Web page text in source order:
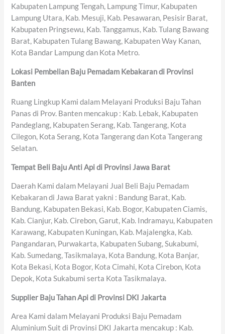
Kabupaten Lampung Tengah, Lampung Timur, Kabupaten
Lampung Utara, Kab. Mesuji, Kab. Pesawaran, Pesisir Barat,
Kabupaten Pringsewu, Kab. Tanggamus, Kab. Tulang Bawang
Barat, Kabupaten Tulang Bawang, Kabupaten Way Kanan,
Kota Bandar Lampung dan Kota Metro.
Lokasi Pembelian Baju Pemadam Kebakaran di Provinsi
Banten
Ruang Lingkup Kami dalam Melayani Produksi Baju Tahan
Panas di Prov. Banten mencakup : Kab. Lebak, Kabupaten
Pandeglang, Kabupaten Serang, Kab. Tangerang, Kota
Cilegon, Kota Serang, Kota Tangerang dan Kota Tangerang
Selatan.
Tempat Beli Baju Anti Api di Provinsi Jawa Barat
Daerah Kami dalam Melayani Jual Beli Baju Pemadam
Kebakaran di Jawa Barat yakni : Bandung Barat, Kab.
Bandung, Kabupaten Bekasi, Kab. Bogor, Kabupaten Ciamis,
Kab. Cianjur, Kab. Cirebon, Garut, Kab. Indramayu, Kabupaten
Karawang, Kabupaten Kuningan, Kab. Majalengka, Kab.
Pangandaran, Purwakarta, Kabupaten Subang, Sukabumi,
Kab. Sumedang, Tasikmalaya, Kota Bandung, Kota Banjar,
Kota Bekasi, Kota Bogor, Kota Cimahi, Kota Cirebon, Kota
Depok, Kota Sukabumi serta Kota Tasikmalaya.
Supplier Baju Tahan Api di Provinsi DKI Jakarta
Area Kami dalam Melayani Produksi Baju Pemadam
Aluminium Suit di Provinsi DKI Jakarta mencakup : Kab.